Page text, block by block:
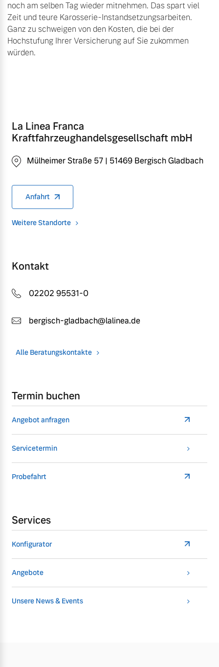
noch am selben Tag wieder mitnehmen. Das spart viel
Zeit und teure Karosserie-Instandsetzungsarbeiten.
Ganz zu schweigen von den Kosten, die bei der
Hochstufung Ihrer Versicherung auf Sie zukommen
würden.
La Linea Franca
Kraftfahrzeughandelsgesellschaft mbH
Mülheimer Straße 57 | 51469 Bergisch Gladbach
Anfahrt
Weitere Standorte
Kontakt
02202 95531-0
bergisch-gladbach@lalinea.de
Alle Beratungskontakte
Termin buchen
Angebot anfragen
Servicetermin
Probefahrt
Services
Konfigurator
Angebote
Unsere News & Events